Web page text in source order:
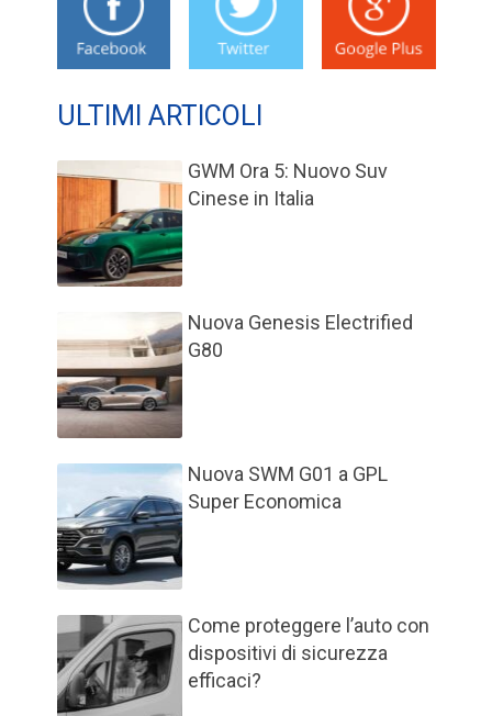
ULTIMI ARTICOLI
GWM Ora 5: Nuovo Suv
Cinese in Italia
Nuova Genesis Electrified
G80
Nuova SWM G01 a GPL
Super Economica
Come proteggere l’auto con
dispositivi di sicurezza
efficaci?